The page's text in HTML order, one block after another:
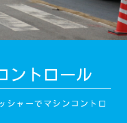
トロール
シャーでマシンコントロ